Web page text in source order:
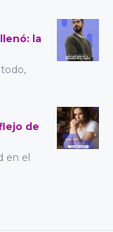
la
de
en el